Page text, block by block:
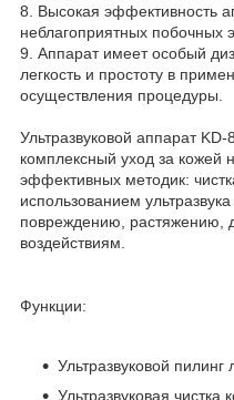
8. Высокая эффективность
неблагоприятных побочных
9. Аппарат имеет особый
легкость и простоту в
осуществления процедуры.
Ультразвуковой аппарат
комплексный уход за кожей
эффективных методик:
использованием
повреждению, растяжению,
воздействиям.
Функции:
Ультразвуковой пилинг
Ультразвуковая чистка